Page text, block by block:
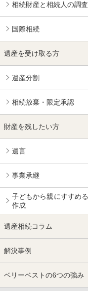
相続財産と相続人の調査
国際相続
遺産を受け取る方
遺産分割
相続放棄・限定承認
財産を残したい方
遺言
事業承継
子どもから親にすすめる
作成
遺産相続コラム
解決事例
ベリーベストの6つの強み